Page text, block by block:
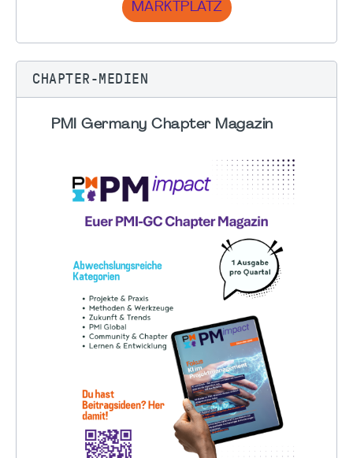
MARKTPLATZ
CHAPTER-MEDIEN
PMI Germany Chapter Magazin